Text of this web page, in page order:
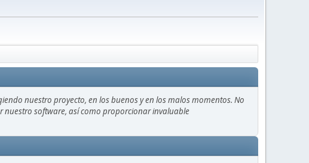
nuestro proyecto, en los buenos y en los malos momentos. No
nuestro software, así como proporcionar invaluable